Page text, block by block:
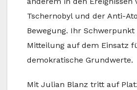
Tschernobyl und der Anti-
Bewegung. Ihr
Mitteilung auf dem Einsatz
demokratische Grundwerte.
Mit Julian Blanz tritt auf